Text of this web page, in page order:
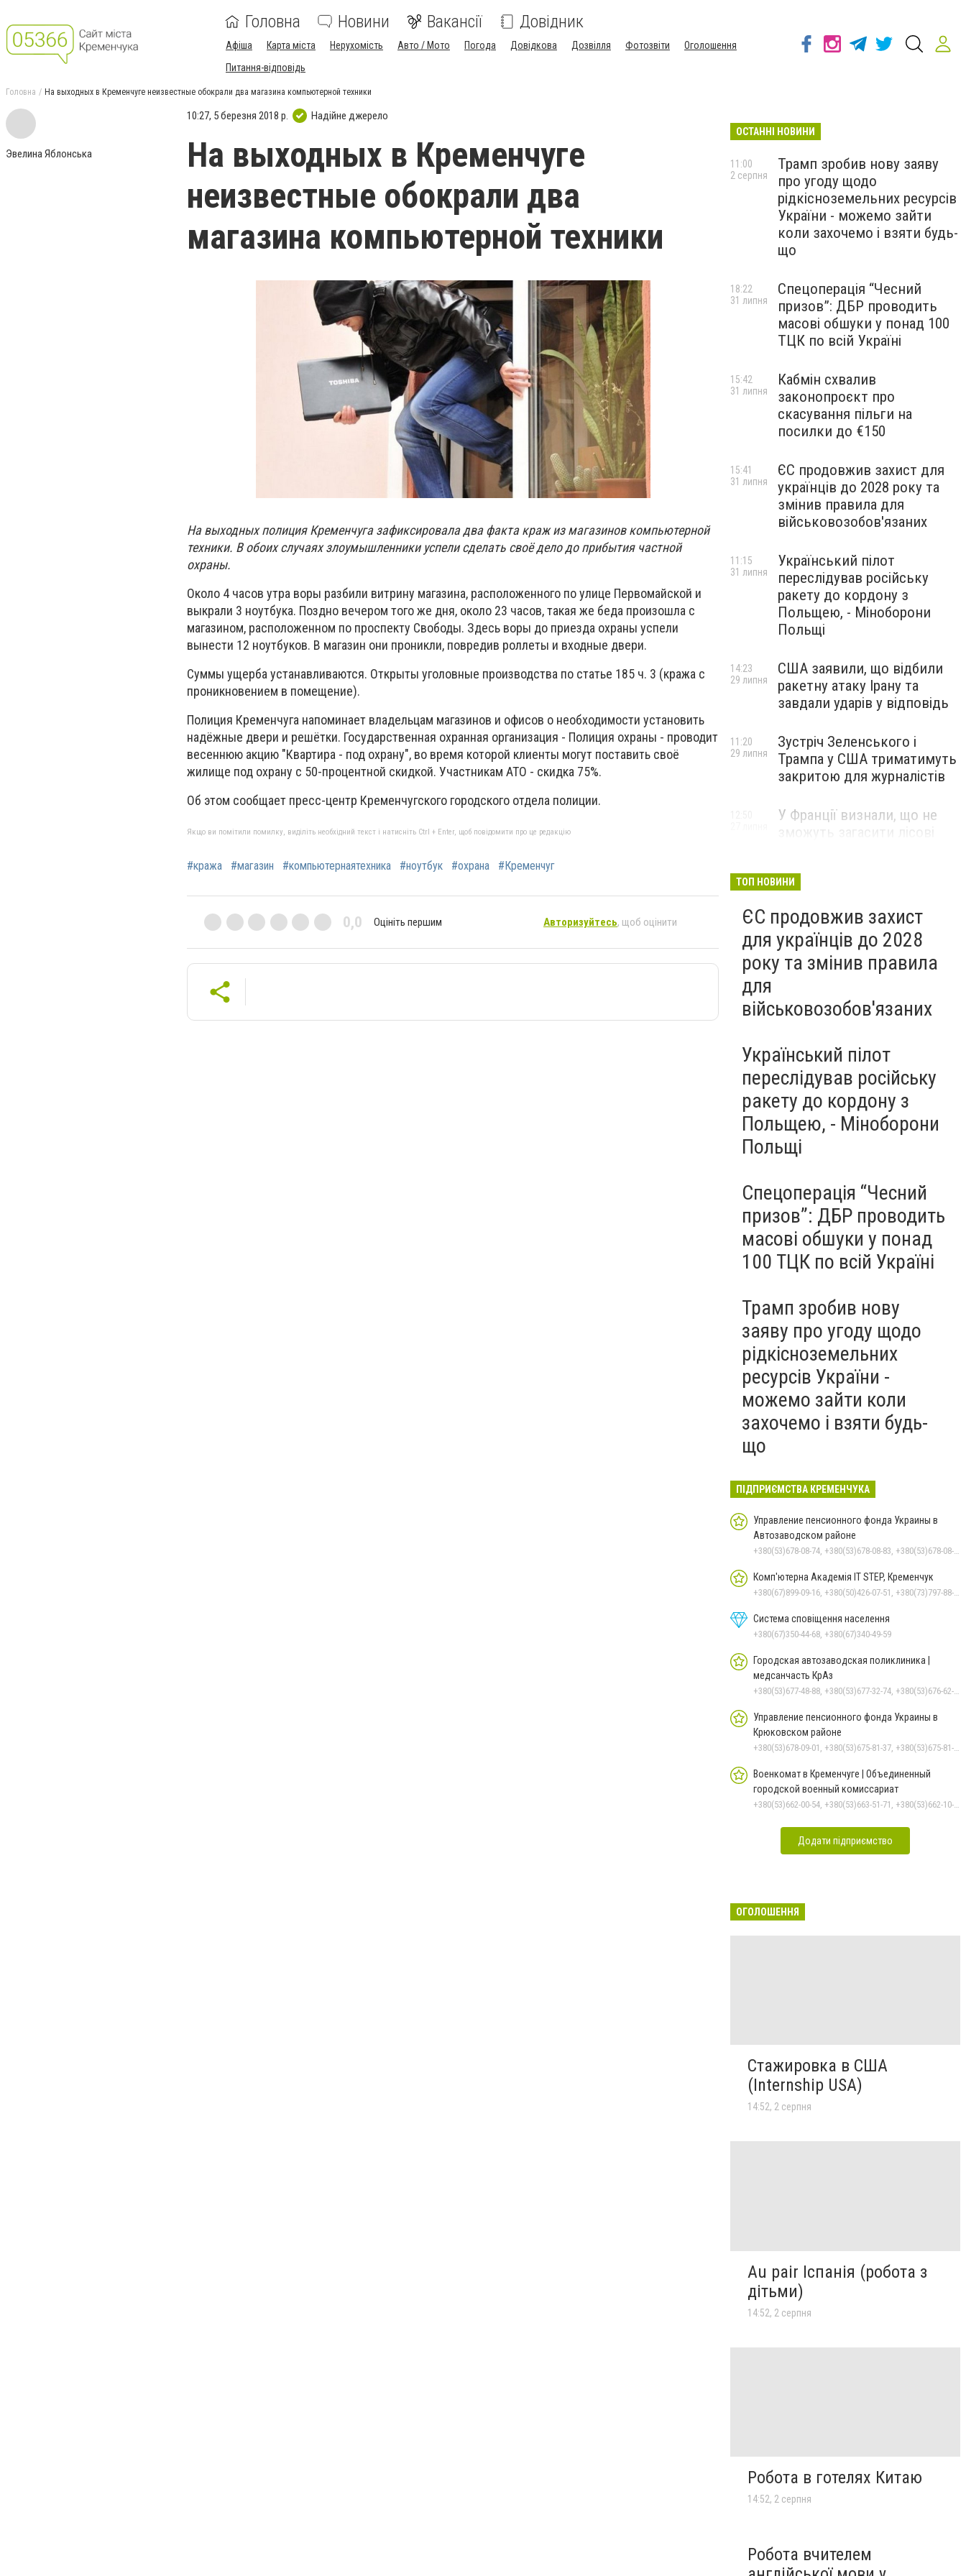
Головна Новини Вакансії Довідник
Афіша Карта міста Нерухомість Авто / Мото Погода Довідкова Дозвілля Фотозвіти
Оголошення
Питання-відповідь
Головна На выходных в Кременчуге неизвестные обокрали два магазина компьютерной техники
Эвелина Яблонська
10:27, 5 березня 2018 р. Надійне джерело
На выходных в Кременчуге
неизвестные обокрали два
магазина компьютерной техники
На выходных полиция Кременчуга зафиксировала два факта краж из магазинов компьютерной
техники. В обоих случаях злоумышленники успели сделать своё дело до прибытия частной
охраны.
Около 4 часов утра воры разбили витрину магазина, расположенного по улице Первомайской и
выкрали 3 ноутбука. Поздно вечером того же дня, около 23 часов, такая же беда произошла с
магазином, расположенном по проспекту Свободы. Здесь воры до приезда охраны успели
вынести 12 ноутбуков. В магазин они проникли, повредив роллеты и входные двери.
Суммы ущерба устанавливаются. Открыты уголовные производства по статье 185 ч. 3 (кража с
проникновением в помещение).
Полиция Кременчуга напоминает владельцам магазинов и офисов о необходимости установить
надёжные двери и решётки. Государственная охранная организация - Полиция охраны - проводит
весеннюю акцию "Квартира - под охрану", во время которой клиенты могут поставить своё
жилище под охрану с 50-процентной скидкой. Участникам АТО - скидка 75%.
Об этом сообщает пресс-центр Кременчугского городского отдела полиции.
Якщо ви помітили помилку, виділіть необхідний текст і натисніть Ctrl + Enter, щоб повідомити про це редакцію
#кража #магазин #компьютернаятехника #ноутбук #охрана #Кременчуг
0,0 Оцініть першим Авторизуйтесь, щоб оцінити
ОСТАННІ НОВИНИ
Трамп зробив нову заяву
про угоду щодо
рідкісноземельних ресурсів
України - можемо зайти
коли захочемо і взяти будь-
що
11:00
2 серпня
Спецоперація “Чесний
призов”: ДБР проводить
масові обшуки у понад 100
ТЦК по всій Україні
18:22
31 липня
Кабмін схвалив
законопроєкт про
скасування пільги на
посилки до €150
15:42
31 липня
ЄС продовжив захист для
українців до 2028 року та
змінив правила для
військовозобов'язаних
15:41
31 липня
Український пілот
переслідував російську
ракету до кордону з
Польщею, - Міноборони
Польщі
11:15
31 липня
США заявили, що відбили
ракетну атаку Ірану та
завдали ударів у відповідь
14:23
29 липня
Зустріч Зеленського і
Трампа у США триматимуть
закритою для журналістів
11:20
29 липня
У Франції визнали, що не
ТОП НОВИНИ
ЄС продовжив захист
для українців до 2028
року та змінив правила
для
військовозобов'язаних
Український пілот
переслідував російську
ракету до кордону з
Польщею, - Міноборони
Польщі
Спецоперація “Чесний
призов”: ДБР проводить
масові обшуки у понад
100 ТЦК по всій Україні
Трамп зробив нову
заяву про угоду щодо
рідкісноземельних
ресурсів України -
можемо зайти коли
захочемо і взяти будь-
що
ПІДПРИЄМСТВА КРЕМЕНЧУКА
Управление пенсионного фонда Украины в
Автозаводском районе
+380(53)678-08-74, +380(53)678-08-83, +380(53)678-08-41, +380(53)678-08-86, +380(53)678-09-05
Комп'ютерна Академія IT STEP, Кременчук
+380(67)899-09-16, +380(50)426-07-51, +380(73)797-88-17
Система сповіщення населення
+380(67)350-44-68, +380(67)340-49-59
Городская автозаводская поликлиника |
медсанчасть КрАз
+380(53)677-48-88, +380(53)677-32-74, +380(53)676-62-99, +380536766187
Управление пенсионного фонда Украины в
Крюковском районе
+380(53)678-09-01, +380(53)675-81-37, +380(53)675-81-32, +380(53)675-81-40, +380(53)675-81-33, +380(53)675-81-38, +380(53)675-81-31, +380(53)678-08-87
Военкомат в Кременчуге | Объединенный
городской военный комиссариат
+380(53)662-00-54, +380(53)663-51-71, +380(53)662-10-35
Додати підприємство
ОГОЛОШЕННЯ
Стажировка в США
(Internship USA)
14:52, 2 серпня
Au pair Іспанія (робота з
дітьми)
14:52, 2 серпня
Робота в готелях Китаю
14:52, 2 серпня
Робота вчителем